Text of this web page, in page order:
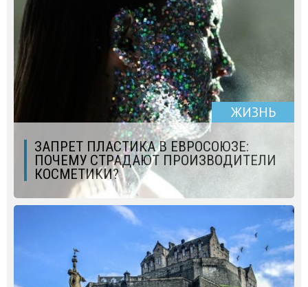
ЖИЗНЬ
ЗАПРЕТ ПЛАСТИКА В ЕВРОСОЮЗЕ:
ПОЧЕМУ СТРАДАЮТ ПРОИЗВОДИТЕЛИ
КОСМЕТИКИ?